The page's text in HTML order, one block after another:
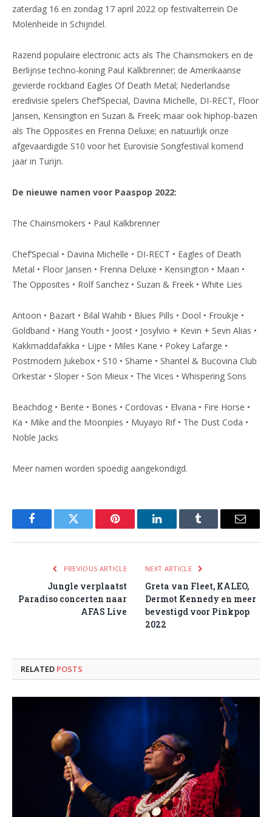
zaterdag 16 en zondag 17 april 2022 op festivalterrein De
Molenheide in Schijndel.
Razend populaire electronic acts als The Chainsmokers en de
Berlijnse techno-koning Paul Kalkbrenner; de Amerikaanse
gevierde rockband Eagles Of Death Metal; Nederlandse
eredivisie spelers Chef’Special, Davina Michelle, DI-RECT, Floor
Jansen, Kensington en Suzan & Freek; maar ook hiphop-bazen
als The Opposites en Frenna Deluxe; en natuurlijk onze
afgevaardigde S10 voor het Eurovisie Songfestival komend
jaar in Turijn.
De nieuwe namen voor Paaspop 2022:
The Chainsmokers • Paul Kalkbrenner
Chef’Special • Davina Michelle • DI-RECT • Eagles of Death
Metal • Floor Jansen • Frenna Deluxe • Kensington • Maan •
The Opposites • Rolf Sanchez • Suzan & Freek • White Lies
Antoon • Bazart • Bilal Wahib • Blues Pills • Dool • Froukje •
Goldband • Hang Youth • Joost • Josylvio + Kevin + Sevn Alias •
Kakkmaddafakka • Lijpe • Miles Kane • Pokey Lafarge •
Postmodern Jukebox • S10 • Shame • Shantel & Bucovina Club
Orkestar • Sloper • Son Mieux • The Vices • Whispering Sons
Beachdog • Bente • Bones • Cordovas • Elvana • Fire Horse •
Ka • Mike and the Moonpies • Muyayo Rif • The Dust Coda •
Noble Jacks
Meer namen worden spoedig aangekondigd.
FacebookTwitter Pinterest LinkedInTumblr Email
PREVIOUS ARTICLE
Jungle verplaatst
Paradiso concerten naar
AFAS Live
NEXT ARTICLE
Greta van Fleet, KALEO,
Dermot Kennedy en meer
bevestigd voor Pinkpop
2022
RELATED POSTS